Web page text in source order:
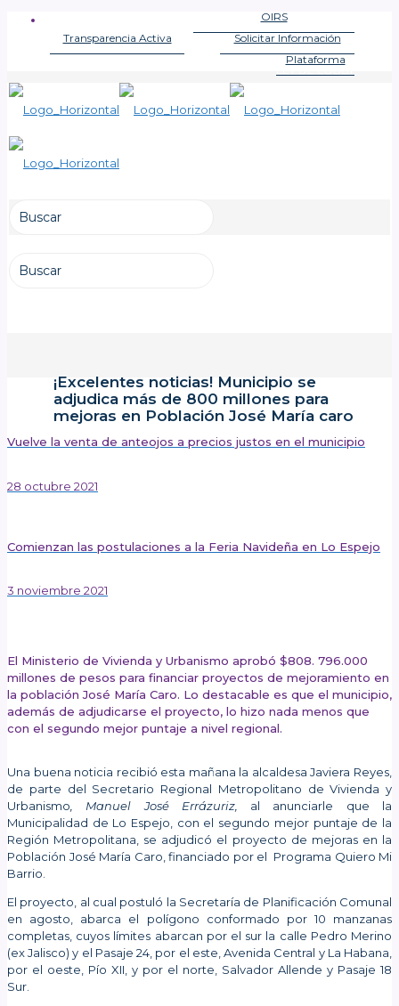
OIRS
Solicitar Información
Transparencia Activa
Plataforma
¡Excelentes noticias! Municipio se
adjudica más de 800 millones para
mejoras en Población José María caro
Vuelve la venta de anteojos a precios justos en el municipio
28 octubre 2021
Comienzan las postulaciones a la Feria Navideña en Lo Espejo
3 noviembre 2021
El Ministerio de Vivienda y Urbanismo aprobó $808. 796.000
millones de pesos para financiar proyectos de mejoramiento en
la población José María Caro. Lo destacable es que el municipio,
además de adjudicarse el proyecto, lo hizo nada menos que
con el segundo mejor puntaje a nivel regional.
Una buena noticia recibió esta mañana la alcaldesa Javiera Reyes,
de parte del Secretario Regional Metropolitano de Vivienda y
Urbanismo , Manuel José Errázuriz, al anunciarle que la
Municipalidad de Lo Espejo, con el segundo mejor puntaje de la
Región Metropolitana, se adjudicó el proyecto de mejoras en la
Población José María Caro, financiado por el Programa Quiero Mi
Barrio.
El proyecto, al cual postuló la Secretaría de Planificación Comunal
en agosto, abarca el polígono conformado por 10 manzanas
completas, cuyos límites abarcan por el sur la calle Pedro Merino
(ex Jalisco) y el Pasaje 24, por el este, Avenida Central y La Habana,
por el oeste, Pío XII, y por el norte, Salvador Allende y Pasaje 18
Sur.